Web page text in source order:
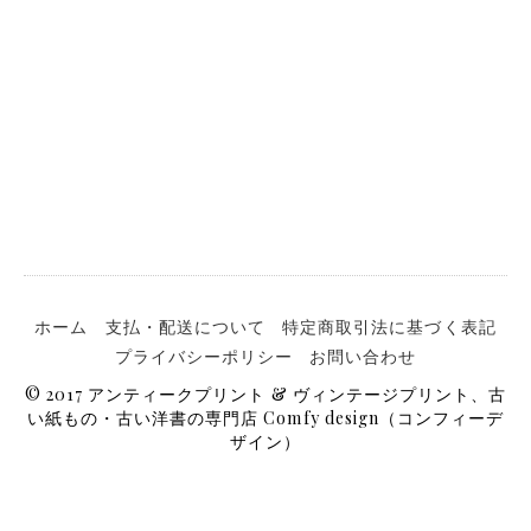
ホーム 支払・配送について
特定商取引法に基づく表記
プライバシーポリシー
お問い合わせ
© 2017 アンティークプリント & ヴィンテージプリント、古
い紙もの・古い洋書の専門店 Comfy design（コンフィーデ
ザイン）